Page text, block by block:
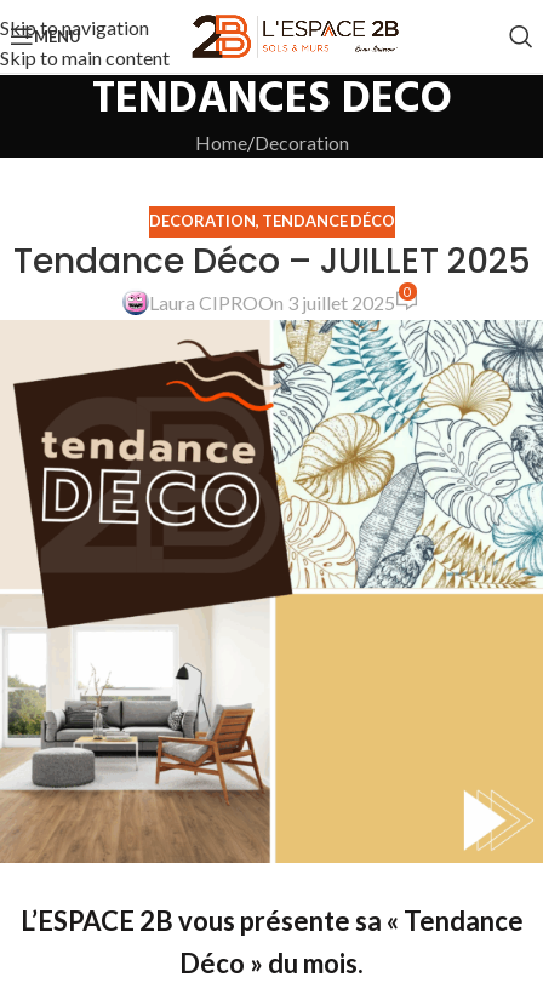
Skip to navigation
Skip to main content
MENU
TENDANCES DECO
Home Decoration
DECORATION, TENDANCE DÉCO
Tendance Déco – JUILLET 2025
Laura CIPROOn 3 juillet 2025 0
L’ESPACE 2B vous présente sa « Tendance
Déco » du mois.